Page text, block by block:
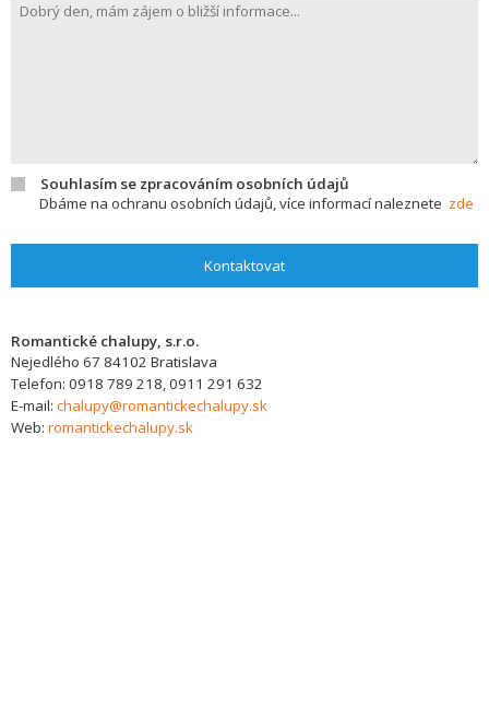
Souhlasím se zpracováním osobních údajů
Dbáme na ochranu osobních údajů, více informací naleznete zde
Kontaktovat
Romantické chalupy, s.r.o.
Nejedlého 67 84102 Bratislava
Telefon: 0918 789 218, 0911 291 632
E-mail: chalupy@romantickechalupy.sk
Web: romantickechalupy.sk